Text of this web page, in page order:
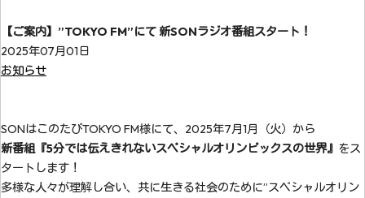
【ご案内】”TOKYO FM”にて 新SONラジオ番組スタート！
2025年07月01日
お知らせ
SONはこのたびTOKYO FM様にて、2025年7月1月（火）から
新番組『5分では伝えきれないスペシャルオリンピックスの世界』 をス
タートします！
多様な人々が理解し合い、共に生きる社会のために”スペシャルオリン